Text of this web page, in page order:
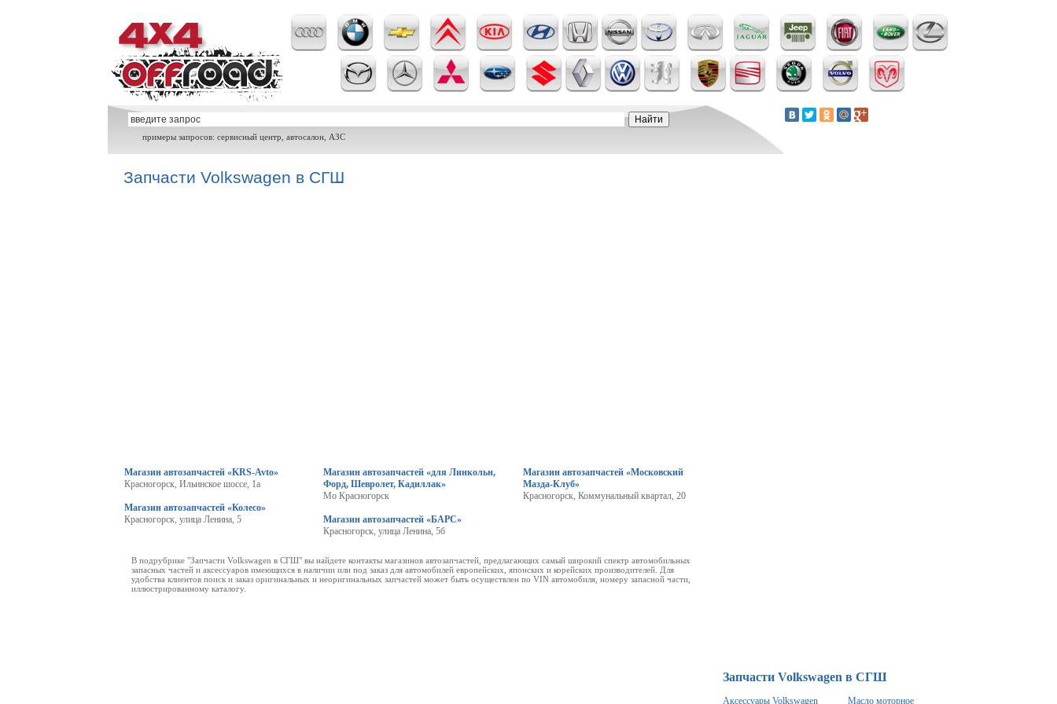
примеры запросов: сервисный центр, автосалон, АЗС
Запчасти Volkswagen в СГШ
Магазин автозапчастей «KRS-Avto»
Красногорск, Ильинское шоссе, 1а
Магазин автозапчастей «Колесо»
Красногорск, улица Ленина, 5
Магазин автозапчастей «для Линкольн,
Форд, Шевролет, Кадиллак»
Мо Красногорск
Магазин автозапчастей «БАРС»
Красногорск, улица Ленина, 5б
Магазин автозапчастей «Московский
Мазда-Клуб»
Красногорск, Коммунальный квартал, 20
В подрубрике "Запчасти Volkswagen в СГШ" вы найдете контакты магазинов автозапчастей, предлагающих самый широкий спектр автомобильных
запасных частей и аксессуаров имеющихся в наличии или под заказ для автомобилей европейских, японских и корейских производителей. Для
удобства клиентов поиск и заказ оригинальных и неоригинальных запчастей может быть осуществлен по VIN автомобиля, номеру запасной части,
иллюстрированному каталогу.
Запчасти Volkswagen в СГШ
Аксессуары Volkswagen Масло моторное